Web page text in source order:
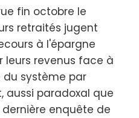
fin octobre le
retraités jugent
à l'épargne
revenus face à
système par
aussi paradoxal que
enquête de